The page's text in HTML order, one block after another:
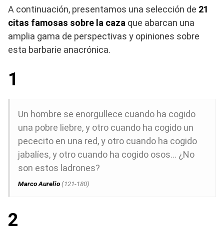
A continuación, presentamos una selección de 21
citas famosas sobre la caza que abarcan una
amplia gama de perspectivas y opiniones sobre
esta barbarie anacrónica.
1
Un hombre se enorgullece cuando ha cogido
una pobre liebre, y otro cuando ha cogido un
pececito en una red, y otro cuando ha cogido
jabalíes, y otro cuando ha cogido osos… ¿No
son estos ladrones?
Marco Aurelio(121-180)
2